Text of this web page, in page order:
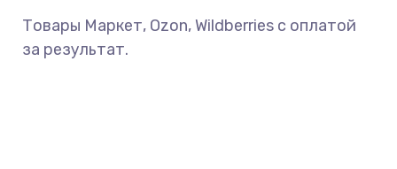
Товары Маркет, Ozon, Wildberries с оплатой
за результат.